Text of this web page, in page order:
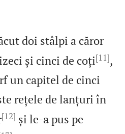
doi stâlpi a căror
și cinci de coți[11],
un capitel de cinci
rețele de lanțuri în
[12] și le‑a pus pe